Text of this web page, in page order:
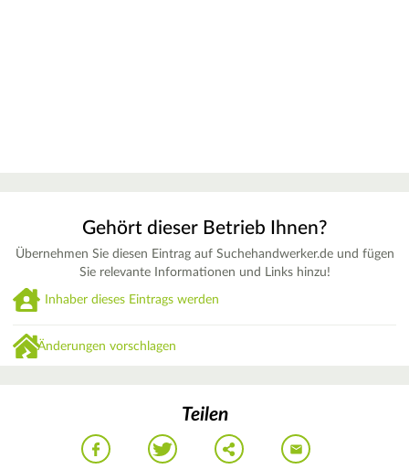
Gehört dieser Betrieb Ihnen?
Übernehmen Sie diesen Eintrag auf Suchehandwerker.de und fügen
Sie relevante Informationen und Links hinzu!
Inhaber dieses Eintrags werden
Änderungen vorschlagen
Teilen